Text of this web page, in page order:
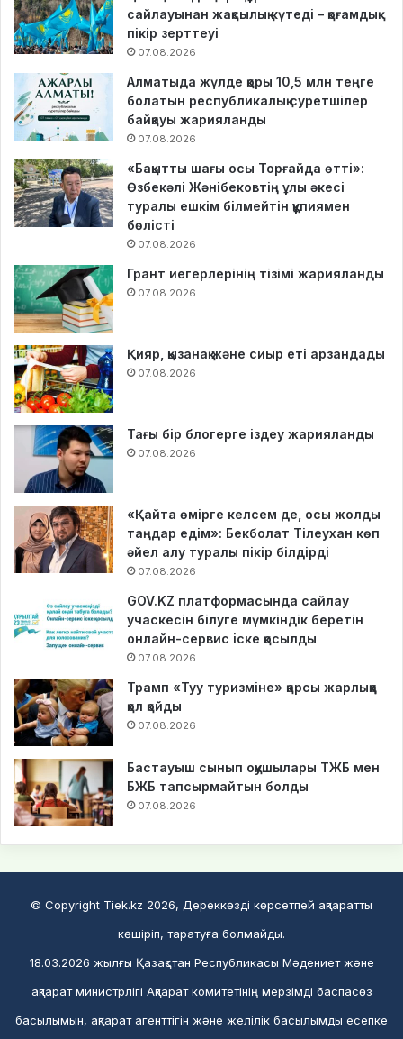
сайлауынан жақсылық күтеді – қоғамдық
пікір зерттеуі
07.08.2026
Алматыда жүлде қоры 10,5 млн теңге
болатын республикалық суретшілер
байқауы жарияланды
07.08.2026
«Бақытты шағы осы Торғайда өтті»:
Өзбекәлі Жәнібековтің ұлы әкесі
туралы ешкім білмейтін құпиямен
бөлісті
07.08.2026
Грант иегерлерінің тізімі жарияланды
07.08.2026
Қияр, қызанақ және сиыр еті арзандады
07.08.2026
Тағы бір блогерге іздеу жарияланды
07.08.2026
«Қайта өмірге келсем де, осы жолды
таңдар едім»: Бекболат Тілеухан көп
әйел алу туралы пікір білдірді
07.08.2026
GOV.KZ платформасында сайлау
учаскесін білуге мүмкіндік беретін
онлайн-сервис іске қосылды
07.08.2026
Трамп «Туу туризміне» қарсы жарлыққа
қол қойды
07.08.2026
Бастауыш сынып оқушылары ТЖБ мен
БЖБ тапсырмайтын болды
07.08.2026
© Copyright Tiek.kz 2026, Дереккөзді көрсетпей ақпаратты
көшіріп, таратуға болмайды.
18.03.2026 жылғы Қазақстан Республикасы Мәдениет және
ақпарат министрлігі Ақпарат комитетінің мерзімді баспасөз
басылымын, ақпарат агенттігін және желілік басылымды есепке